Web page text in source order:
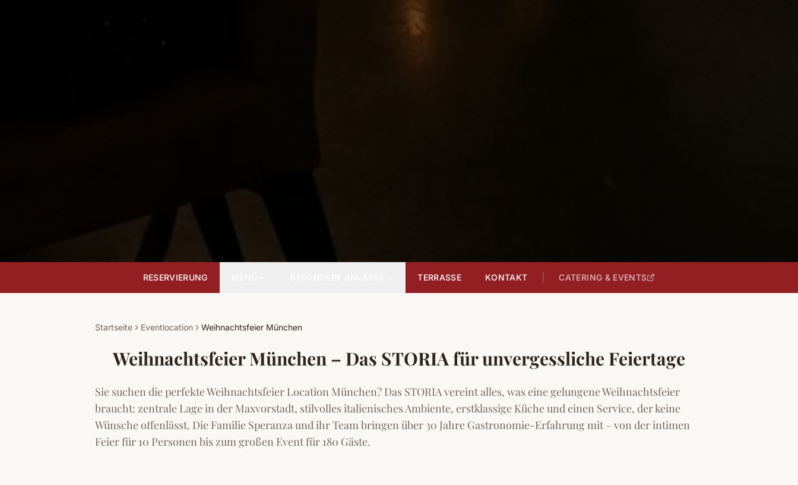
RESERVIERUNG TERRASSE KONTAKT CATERING & EVENTS
Startseite Eventlocation Weihnachtsfeier München
Weihnachtsfeier München – Das STORIA für unvergessliche Feiertage
Sie suchen die perfekte Weihnachtsfeier Location München? Das STORIA vereint alles, was eine gelungene Weihnachtsfeier
braucht: zentrale Lage in der Maxvorstadt, stilvolles italienisches Ambiente, erstklassige Küche und einen Service, der keine
Wünsche offenlässt. Die Familie Speranza und ihr Team bringen über 30 Jahre Gastronomie-Erfahrung mit – von der intimen
Feier für 10 Personen bis zum großen Event für 180 Gäste.